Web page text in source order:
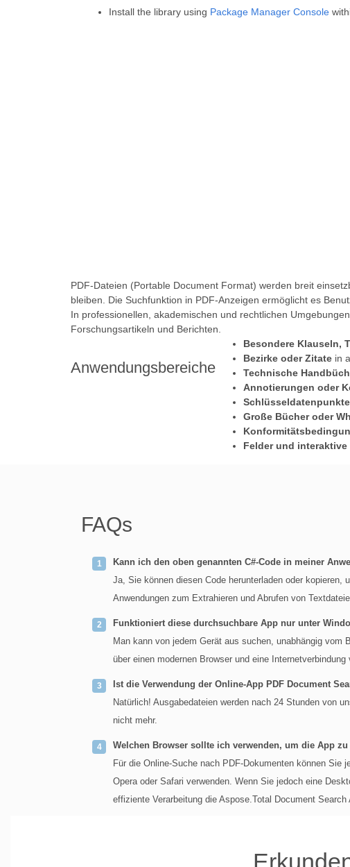
Install the library using Package Manager Console
PDF-Dateien (Portable Document Format) werden breit
bleiben. Die Suchfunktion in PDF-Anzeigen ermöglicht es
In professionellen, akademischen und rechtlichen
Forschungsartikeln und Berichten.
Anwendungsbereiche
Besondere Klauseln,
Bezirke oder Zitate in
Technische
Annotierungen oder
Schlüsseldatenpunkte
Große Bücher oder
Felder und interaktive
FAQs
Kann ich den oben genannten C#-Code in meiner
Ja, Sie können diesen Code herunterladen oder kopieren,
Anwendungen zum Extrahieren und Abrufen von
Funktioniert diese durchsuchbare App nur unter
Man kann von jedem Gerät aus suchen, unabhängig
über einen modernen Browser und eine Internetverbindung
Ist die Verwendung der Online-App PDF Document
Natürlich! Ausgabedateien werden nach 24 Stunden von
nicht mehr.
Welchen Browser sollte ich verwenden, um die App zu
Für die Online-Suche nach PDF-Dokumenten können Sie
Opera oder Safari verwenden. Wenn Sie jedoch eine
effiziente Verarbeitung die Aspose.Total Document Search